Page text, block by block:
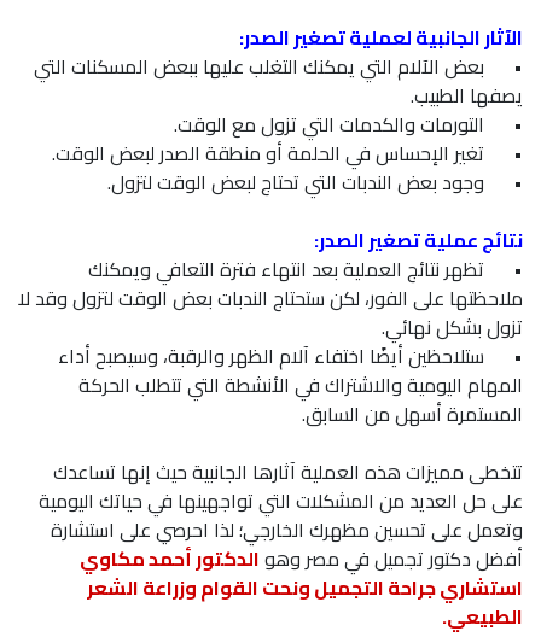
الآثار الجانبية لعملية تصغير الصدر:
•
بعض الآلام التي يمكنك التغلب عليها ببعض المسكنات التي
يصفها الطبيب.
•
التورمات والكدمات التي تزول مع الوقت.
•
تغير الإحساس في الحلمة أو منطقة الصدر لبعض الوقت.
•
وجود بعض الندبات التي تحتاج لبعض الوقت لتزول.
نتائج عملية تصغير الصدر:
•
تظهر نتائج العملية بعد انتهاء فترة التعافي ويمكنك
ملاحظتها على الفور، لكن ستحتاج الندبات بعض الوقت لتزول وقد لا
تزول بشكل نهائي.
•
ستلاحظين أيضًا اختفاء آلام الظهر والرقبة، وسيصبح أداء
المهام اليومية والاشتراك في الأنشطة التي تتطلب الحركة
المستمرة أسهل من السابق.
تتخطى مميزات هذه العملية آثارها الجانبية حيث إنها تساعدك
على حل العديد من المشكلات التي تواجهينها في حياتك اليومية
وتعمل على تحسين مظهرك الخارجي؛ لذا احرصي على استشارة
أفضل دكتور تجميل في مصر وهوالدكتور أحمد مكاوي
استشاري جراحة التجميل ونحت القوام وزراعة الشعر
الطبيعي.